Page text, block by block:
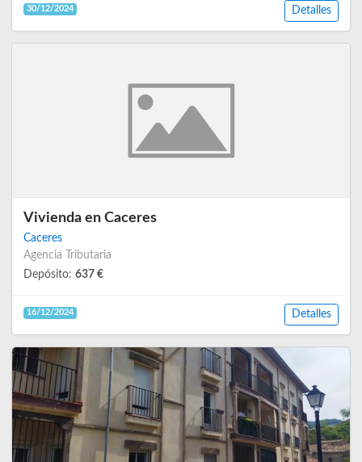
30/12/2024 Detalles
Vivienda en Caceres
Caceres
Agencia Tributaria
Depósito: 637 €
16/12/2024 Detalles